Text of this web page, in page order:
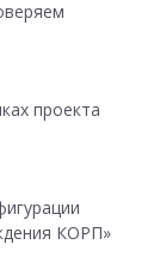
проекта
КОРП»